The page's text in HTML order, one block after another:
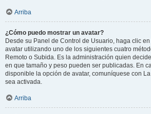
Arriba
¿Cómo puedo mostrar un avatar?
Desde su Panel de Control de Usuario, haga clic en
avatar utilizando uno de los siguientes cuatro
Remoto o Subida. Es la administración quien
en que tamaño y peso pueden ser publicadas. En
disponible la opción de avatar, comuníquese con
sea activada.
Arriba